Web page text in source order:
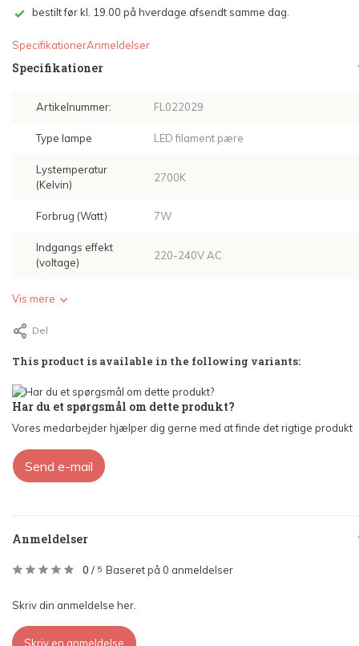
bestilt før kl. 19.00 på hverdage afsendt samme dag.
SpecifikationerAnmeldelser
Specifikationer
Artikelnummer: FL022029
Type lampe LED filament pære
Lystemperatur
(Kelvin)
2700K
Forbrug (Watt) 7W
Indgangs effekt
(voltage)
220-240V AC
Vis mere
Del
This product is available in the following variants:
Har du et spørgsmål om dette produkt?
Vores medarbejder hjælper dig gerne med at finde det rigtige produkt
Send e-mail
Anmeldelser
0 / 5 Baseret på 0 anmeldelser
Skriv din anmeldelse her.
Skriv en anmeldelse